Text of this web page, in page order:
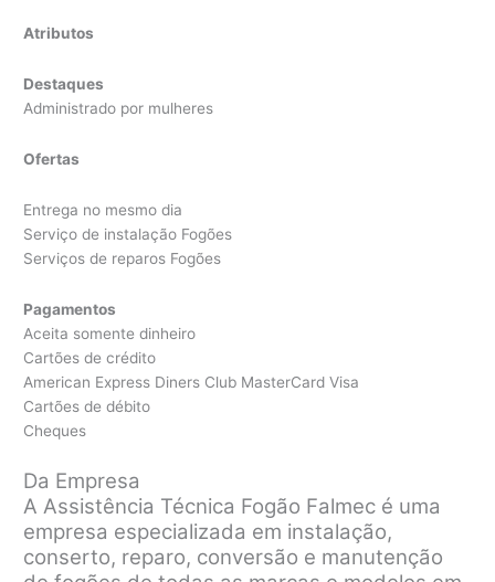
Atributos
Destaques
Administrado por mulheres
Ofertas
Entrega no mesmo dia
Serviço de instalação Fogões
Serviços de reparos Fogões
Pagamentos
Aceita somente dinheiro
Cartões de crédito
American Express Diners Club MasterCard Visa
Cartões de débito
Cheques
Da Empresa
A Assistência Técnica Fogão Falmec é uma
empresa especializada em instalação,
conserto, reparo, conversão e manutenção